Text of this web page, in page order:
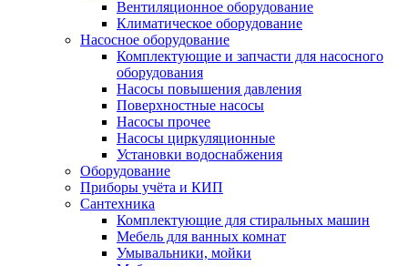
Вентиляционное оборудование
Климатическое оборудование
Насосное оборудование
Комплектующие и запчасти для насосного
оборудования
Насосы повышения давления
Поверхностные насосы
Насосы прочее
Насосы циркуляционные
Установки водоснабжения
Оборудование
Приборы учёта и КИП
Сантехника
Комплектующие для стиральных машин
Мебель для ванных комнат
Умывальники, мойки